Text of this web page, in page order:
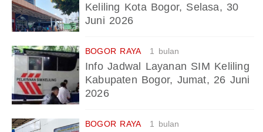
Keliling Kota Bogor, Selasa, 30
Juni 2026
BOGOR RAYA 1 bulan
Info Jadwal Layanan SIM Keliling
Kabupaten Bogor, Jumat, 26 Juni
2026
BOGOR RAYA 1 bulan